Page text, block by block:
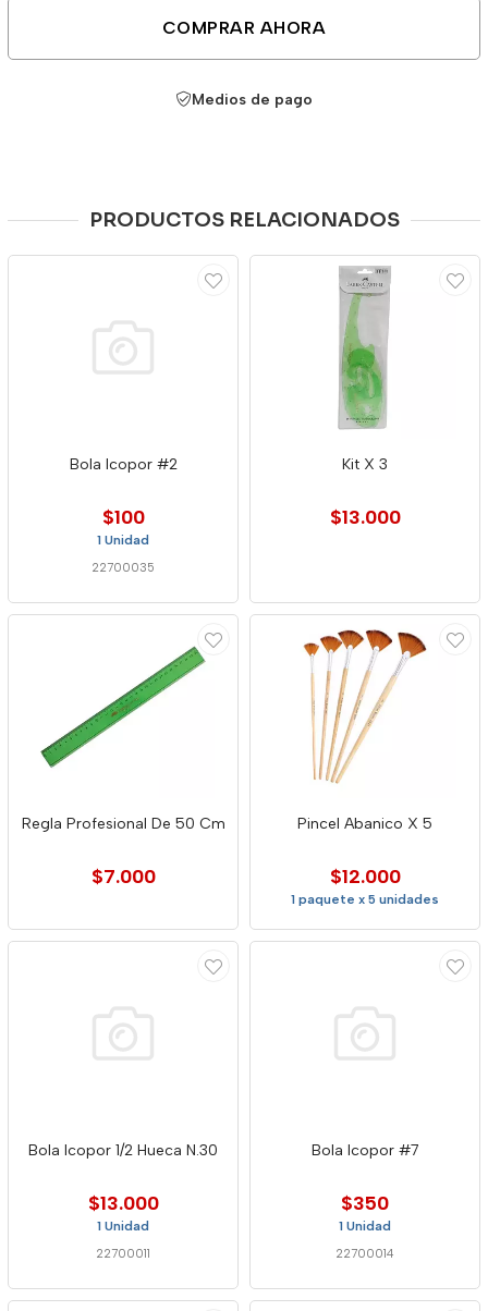
COMPRAR AHORA
Medios de pago
PRODUCTOS RELACIONADOS
Bola Icopor #2
$100
1 Unidad
22700035
Kit X 3
$13.000
Regla Profesional De 50 Cm
$7.000
Pincel Abanico X 5
$12.000
1 paquete x 5 unidades
Bola Icopor 1/2 Hueca N.30
$13.000
1 Unidad
22700011
Bola Icopor #7
$350
1 Unidad
22700014